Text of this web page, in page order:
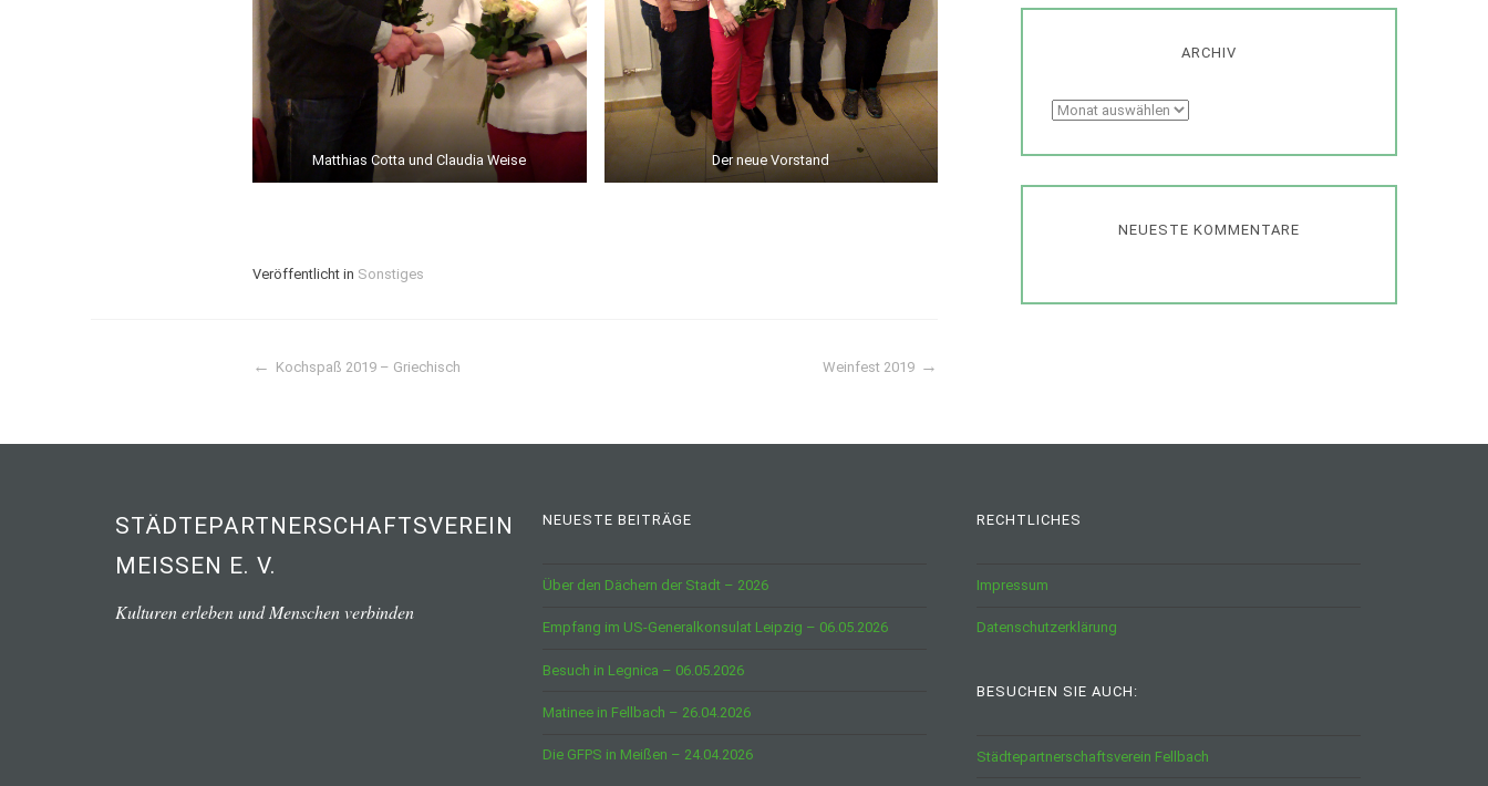
Matthias Cotta und Claudia Weise Der neue Vorstand
Veröffentlicht in Sonstiges
Kochspaß 2019 – Griechisch Weinfest 2019
ARCHIV
Archiv
NEUESTE KOMMENTARE
STÄDTEPARTNERSCHAFTSVEREIN
MEISSEN E. V.
Kulturen erleben und Menschen verbinden
NEUESTE BEITRÄGE
Über den Dächern der Stadt – 2026
Empfang im US-Generalkonsulat Leipzig – 06.05.2026
Besuch in Legnica – 06.05.2026
Matinee in Fellbach – 26.04.2026
Die GFPS in Meißen – 24.04.2026
RECHTLICHES
Impressum
Datenschutzerklärung
BESUCHEN SIE AUCH:
Städtepartnerschaftsverein Fellbach